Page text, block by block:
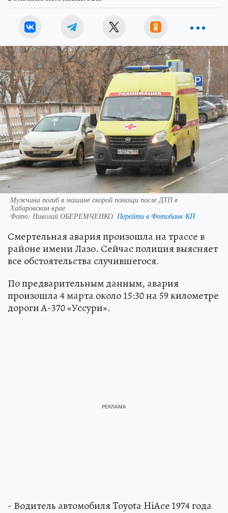
Мужчина погиб в машине скорой помощи после ДТП в
Хабаровском крае
Фото: Николай ОБЕРЕМЧЕНКО. Перейти в Фотобанк КП
Смертельная авария произошла на трассе в
районе имени Лазо. Сейчас полиция выясняет
все обстоятельства случившегося.
По предварительным данным, авария
произошла 4 марта около 15:30 на 59 километре
дороги А-370 «Уссури».
- Водитель автомобиля Toyota HiAce 1974 года